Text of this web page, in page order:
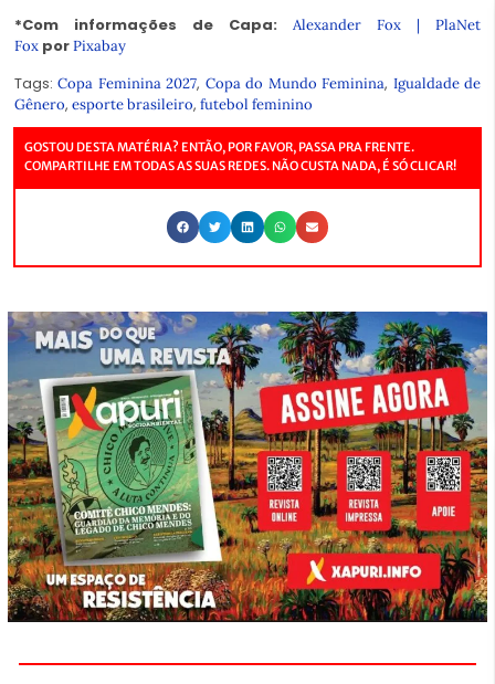
*Com informações de Capa: Alexander Fox | PlaNet
Fox porPixabay
Tags:Copa Feminina 2027, Copa do Mundo Feminina, Igualdade de
Gênero, esporte brasileiro, futebol feminino
GOSTOU DESTA MATÉRIA? ENTÃO, POR FAVOR, PASSA PRA FRENTE.
COMPARTILHE EM TODAS AS SUAS REDES. NÃO CUSTA NADA, É SÓ CLICAR!